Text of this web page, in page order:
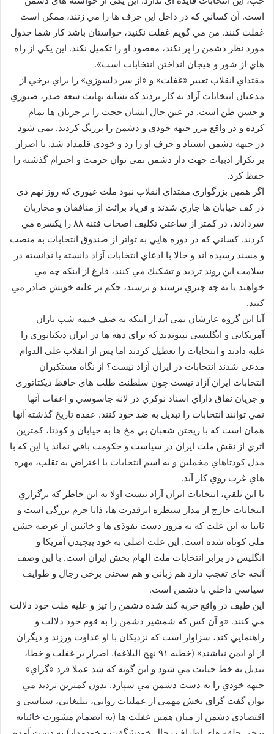
است. آن كساني كه در داخل اين حرف ها را مي زنند، ممكن است
غفلت كنند. من مي گويم غفلت نكنيد، حواستان باشد كار شما جدول
مورد نظر دشمن را پر نكند، مقصود او را تكميل نكند. اين يكي از راه
هاي از شور و هيجان انداختن انتخابات است».
مقتداي انقلاب تعبير «غفلت» و «از سر دلسوزي» را براي برخي از
مدعيان انتخابات آزاد به كار بردند كه نشانه نهايت سعه صدر، صبوري
و حسن ظن است. در عين حال ايشان حجت را بر جريان ها تمام
كرده و در واقع مرز جبهه خودي و دشمن را پررنگ كردند. نمي شود
در جبهه دشمن ايستاد و حرف او را زد و خودي قلمداد شد. با اصرار
بر تكرار ادبيات جهت دار دشمن نمي توان حرمت و احترام گذشته را
حفظ كرد.
اگر همين بزرگواري مقتداي انقلاب نبود ملت غيوري كه روز نهم دي
در كف خيابان ها جاري شدند و فرياد برائت از منافقان و محاربان
سردادند، در كمتر از ساعتي تكليف اصحاب فتنه ۸۸ را يكسره مي
كردند. كساني كه در دوره هايي به تواتر از صندوق انتخابات به منصب
و مسند رسيده اند و حالا با ادعاي انتخابات آزاد دانسته يا ندانسته در
سلامت اين روند ترديد و تشكيك مي كنند، فارغ از اينكه چه مي
خواهند يا به چه چيزي برسند و نرسند، حكم بر عليه خويش صادر مي
كنند.
آيا اين گروه عارشان نمي آيد از اينكه به صف خيمه شب بازان
آمريكايي و انگليسي بپيوندند كه براي دهه ها در ايران ديكتاتوري را
غلبه دادند و انتخابات را تعطيل كردند اما پس از انقلاب علي الدوام
مدعي شدند انتخابات در ايران آزاد نيست؟ از نگاه مستكبران
انتخابات ايران آزاد نيست چون سلطنت طلب هاي حافظ ديكتاتوري
و جريان نفاق داراي اسناد نوكري در لانه جاسوسي و اعقاب آنها
نمي توانند انتخابات را تبديل به ضد خود كنند. عقده تاريخ گذشته آنها
همان است كه با ريختن شعبان بي مخ ها به خيابان و كودتا، كمترين
اثري از نقش ملت ايران در سياست و حكومت باقي نماند يا اين كه با
مدل كودتاهاي مخملين و به اسم انتخابات يا اعتراض به تقلب، مهره
هاي غرب روي كار آيد.
با اين تلقي، انتخابات ايران آزاد نيست اولا به اين خاطر كه برگزاري
انتخابات خارج از مدار سيطره ابرقدرت ها، ذاتا جرم بزرگي است و
ثانيا به اين علت كه به مرور دست نفوذي ها و خائنين از عرصه جشن
ملي كوتاه شده است. اين علت اصلي به خود پيچيدن آمريكا و
انگليس در برابر انتخابات ملت الهام بخش ايران است. با اين وصف
آنچه جاي تعجب دارد هم زباني و هم سخني برخي رجال و طوايف
سياسي داخلي با دشمن است.
اين طيف در واقع حربه كند شده دشمن را تيز و عليه ملت خود دلالت
مي كنند. «و آن كس كه شمشير دشمن را به قوم خود دلالت و
راهنمايي كند، سزاوار است كه نزديكان با او عداوت ورزند و ديگران
از او ايمن نباشند» (خطبه ۹۱ نهج البلاغه). اصرار بر غفلت و خطا،
تبديل به خط خيانت مي شود و اين گونه كه شد عملا فرد «گراي»
جبهه خودي را به دست دشمن مي سپارد. بدون كمترين ترديد مي
توان گفت گراي بخش مهمي از عمليات رواني، تبليغاتي، سياسي و
اقتصادي دشمن از ميان همين غفلت ها (به انضمام مشورت خائنانه